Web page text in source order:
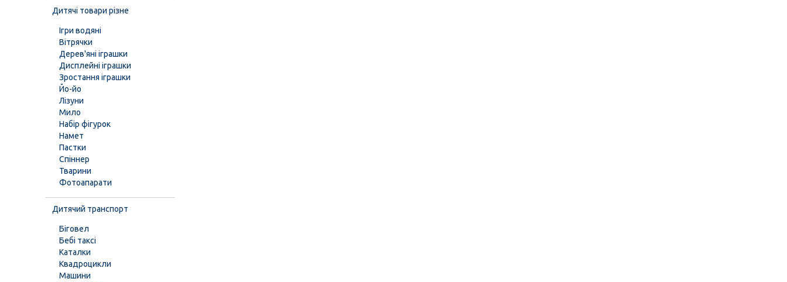
Дитячі товари різне
Ігри водяні
Вітрячки
Дерев'яні іграшки
Дисплейні іграшки
Зростання іграшки
Йо-йо
Лізуни
Мило
Набір фігурок
Намет
Пастки
Спіннер
Тварини
Фотоапарати
Дитячий транспорт
Біговел
Бебі таксі
Каталки
Квадроцикли
Машини